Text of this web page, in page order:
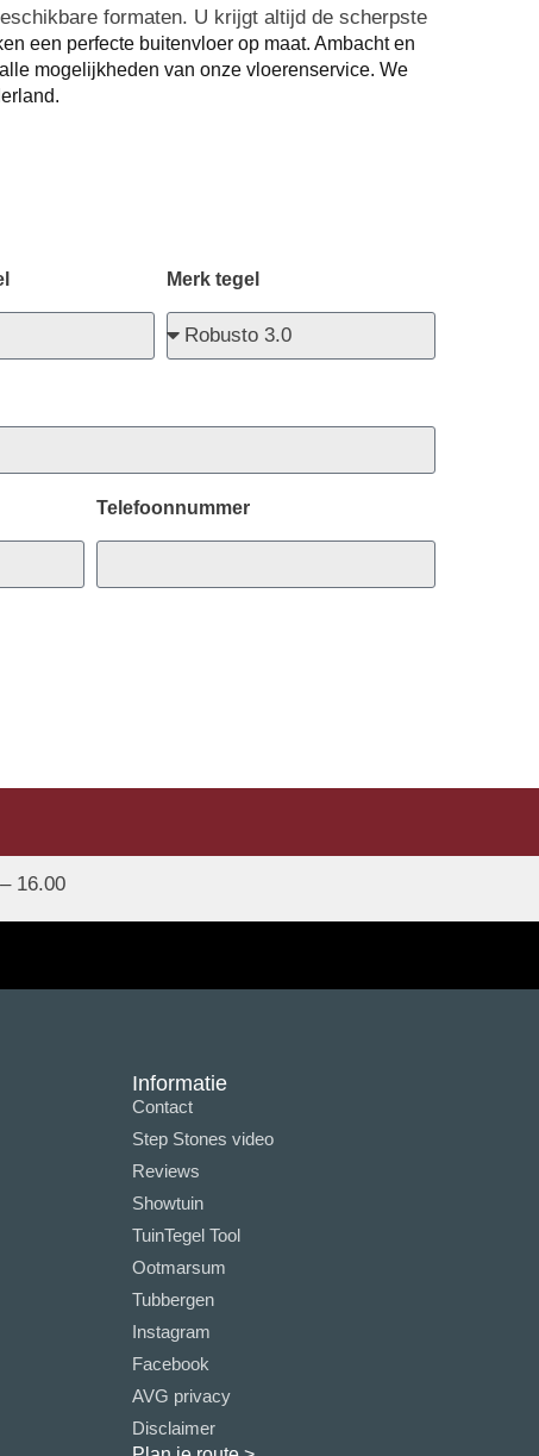
formaten. U krijgt altijd de scherpste
een perfecte buitenvloer op maat. Ambacht en
alle mogelijkheden van onze vloerenservice.We
Merk tegel
Telefoonnummer
16.00
Informatie
Contact
Step Stones video
Reviews
Showtuin
TuinTegel Tool
Ootmarsum
Tubbergen
Instagram
Facebook
AVG privacy
Disclaimer